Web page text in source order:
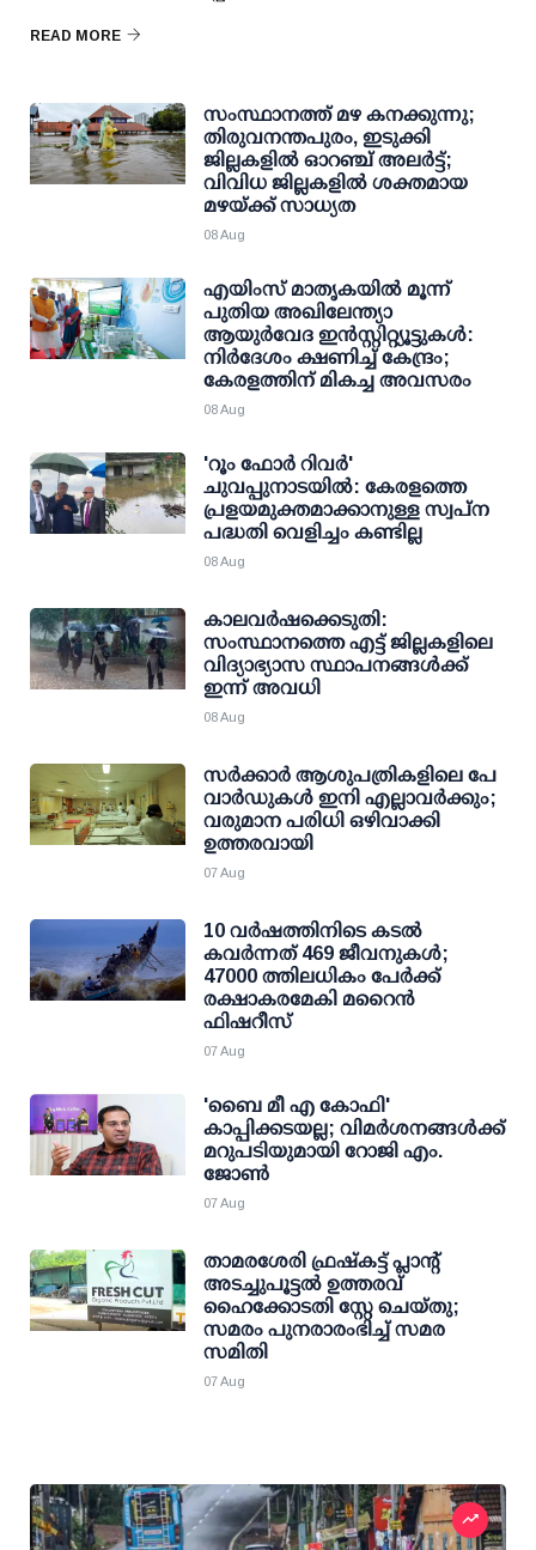
READ MORE
സംസ്ഥാനത്ത് മഴ കനക്കുന്നു;
തിരുവനന്തപുരം, ഇടുക്കി
ജില്ലകളിൽ ഓറഞ്ച് അലർട്ട്;
വിവിധ ജില്ലകളിൽ ശക്തമായ
മഴയ്ക്ക് സാധ്യത
08 Aug
എയിംസ് മാതൃകയില്‍ മൂന്ന്
പുതിയ അഖിലേന്ത്യാ
ആയുര്‍വേദ ഇന്‍സ്റ്റിറ്റ്യൂട്ടുകള്‍:
നിര്‍ദേശം ക്ഷണിച്ച് കേന്ദ്രം;
കേരളത്തിന് മികച്ച അവസരം
08 Aug
'റൂം ഫോര്‍ റിവര്‍'
ചുവപ്പുനാടയില്‍: കേരളത്തെ
പ്രളയമുക്തമാക്കാനുള്ള സ്വപ്ന
പദ്ധതി വെളിച്ചം കണ്ടില്ല
08 Aug
കാലവര്‍ഷക്കെടുതി:
സംസ്ഥാനത്തെ എട്ട് ജില്ലകളിലെ
വിദ്യാഭ്യാസ സ്ഥാപനങ്ങള്‍ക്ക്
ഇന്ന് അവധി
08 Aug
സര്‍ക്കാര്‍ ആശുപത്രികളിലെ പേ
വാര്‍ഡുകള്‍ ഇനി എല്ലാവര്‍ക്കും;
വരുമാന പരിധി ഒഴിവാക്കി
ഉത്തരവായി
07 Aug
10 വര്‍ഷത്തിനിടെ കടല്‍
കവര്‍ന്നത് 469 ജീവനുകള്‍;
47000 ത്തിലധികം പേര്‍ക്ക്
രക്ഷാകരമേകി മറൈന്‍
ഫിഷറീസ്
07 Aug
'ബൈ മീ എ കോഫി'
കാപ്പിക്കടയല്ല; വിമര്‍ശനങ്ങള്‍ക്ക്
മറുപടിയുമായി റോജി എം.
ജോണ്‍
07 Aug
താമരശേരി ഫ്രഷ്കട്ട് പ്ലാന്റ്
അടച്ചുപൂട്ടൽ ഉത്തരവ്
ഹൈക്കോടതി സ്റ്റേ ചെയ്തു;
സമരം പുനരാരംഭിച്ച് സമര
സമിതി
07 Aug